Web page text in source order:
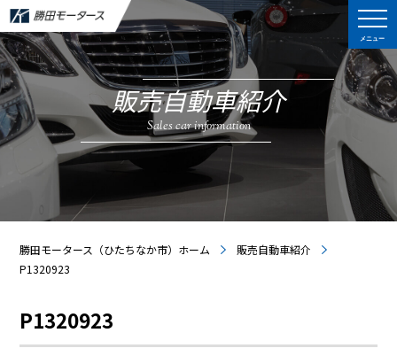
メニュー
販売自動車紹介
Sales car information
勝田モータース（ひたちなか市）ホーム
販売自動車紹介
P1320923
P1320923